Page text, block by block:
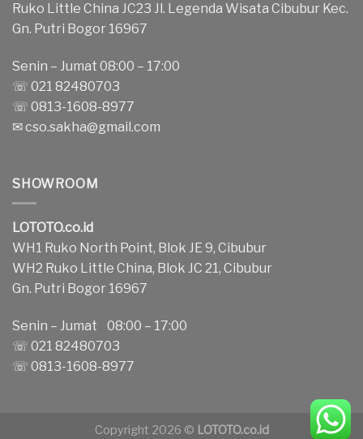
Ruko Little China JC23 Jl. Legenda Wisata Cibubur Kec.
Gn. Putri Bogor 16967
Senin – Jumat 08:00 – 17:00
☏ 021 82480703
☏ 0813-1608-8977
✉cso.sakha@gmail.com
SHOWROOM
LOTOTO.co.id
WH1 Ruko North Point, Blok JE 9, Cibubur
WH2 Ruko Little China, Blok JC 21, Cibubur
Gn. Putri Bogor 16967
Senin – Jumat 08:00 – 17:00
☏ 021 82480703
☏ 0813-1608-8977
Copyright 2026 © LOTOTO.co.id